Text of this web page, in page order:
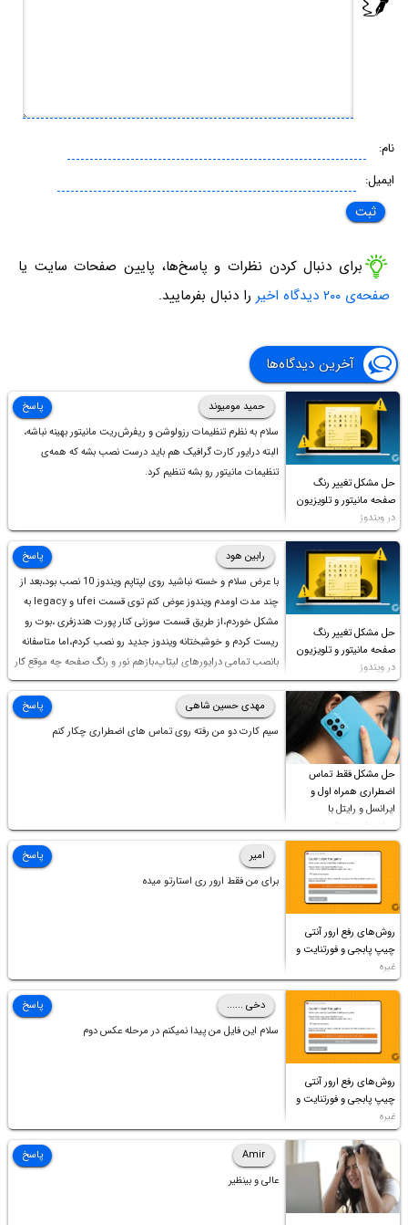
نام:
ایمیل:
برای دنبال کردن نظرات و پاسخ‌ها، پایین صفحات سایت یا
صفحه‌ی ۲۰۰ دیدگاه اخیر
را دنبال بفرمایید.
آخرین دیدگاه‌ها
حل مشکل تغییر رنگ
صفحه مانیتور و تلویزیون
در ویندوز
حمید مومیوند
سلام به نظرم تنظیمات رزولوشن و ریفرش‌ریت مانیتور بهینه نباشه،
البته درایور کارت گرافیک هم باید درست نصب بشه که همه‌ی
تنظیمات مانیتور رو بشه تنظیم کرد.
پاسخ
حل مشکل تغییر رنگ
صفحه مانیتور و تلویزیون
در ویندوز
رابین هود
با عرض سلام و خسته نباشید روی لپتاپم ویندوز 10 نصب بود،بعد از
چند مدت اومدم ویندوز عوض کنم توی قسمت ufei و legacy به
مشکل خوردم،از طریق قسمت سوزنی کنار پورت هندزفری ،بوت رو
ریست کردم و خوشبختانه ویندوز جدید رو نصب کردم،اما متاسفانه
بانصب تمامی درایورهای لپتاپ،بازهم نور و رنگ صفحه چه موقع کار
چه موقع پخش فیلم مثل سابق نیست(نور زیاده و بی کیفیت)،با
ابدیت کردن کارت گرافیک،کالیبره کردن و غیره هم نور و رنگ درست
نشد (انگار تصویر ماته)، خواهشمند است راهنمایی فرمایید باتشکر
پاسخ
حل مشکل فقط تماس
اضطراری همراه اول و
ایرانسل و رایتل با
روش‌های مختلف
مهدی حسین شاهی
سیم کارت دو من رفته روی تماس های اضطراری چکار کنم
پاسخ
روش‌های رفع ارور آنتی
چیپ پابجی و فورتنایت و
غیره
امیر
برای من فقط ارور ری استارتو میده
پاسخ
روش‌های رفع ارور آنتی
چیپ پابجی و فورتنایت و
غیره
دخی ......
سلام این فایل من پیدا نمیکنم در مرحله عکس دوم
پاسخ
Amir
عالی و بینظیر
پاسخ